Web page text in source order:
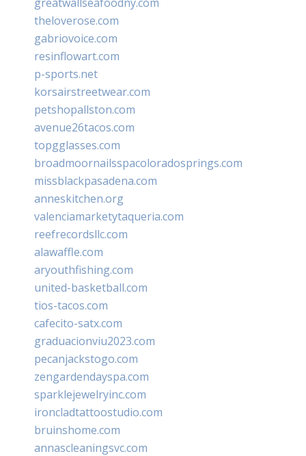
theloverose.com
gabriovoice.com
resinflowart.com
p-sports.net
korsairstreetwear.com
petshopallston.com
avenue26tacos.com
topgglasses.com
broadmoornailsspacoloradosprings.com
missblackpasadena.com
anneskitchen.org
valenciamarketytaqueria.com
reefrecordsllc.com
alawaffle.com
aryouthfishing.com
united-basketball.com
tios-tacos.com
cafecito-satx.com
graduacionviu2023.com
pecanjackstogo.com
zengardendayspa.com
sparklejewelryinc.com
ironcladtattoostudio.com
bruinshome.com
annascleaningsvc.com